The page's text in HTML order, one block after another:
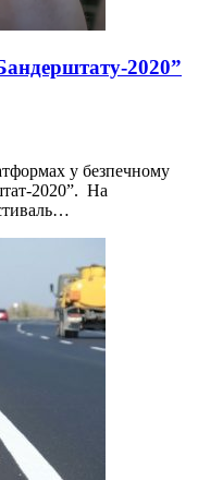
2020”
у безпечному
2020”. На